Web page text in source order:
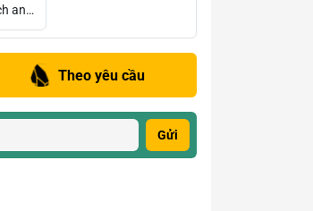
anh
khoi
Theo yêu cầu
Gửi